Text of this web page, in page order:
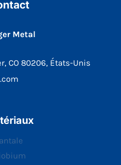
Metal
CO 80206, États-Unis